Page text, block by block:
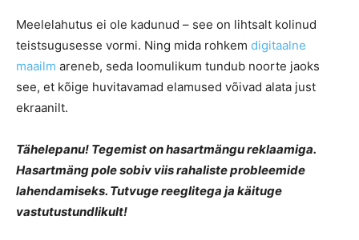
Meelelahutus ei ole kadunud – see on lihtsalt kolinud
teistsugusesse vormi. Ning mida rohkem digitaalne
maailm areneb, seda loomulikum tundub noorte jaoks
see, et kõige huvitavamad elamused võivad alata just
ekraanilt.
Tähelepanu! Tegemist on hasartmängu reklaamiga.
Hasartmäng pole sobiv viis rahaliste probleemide
lahendamiseks. Tutvuge reeglitega ja käituge
vastutustundlikult!